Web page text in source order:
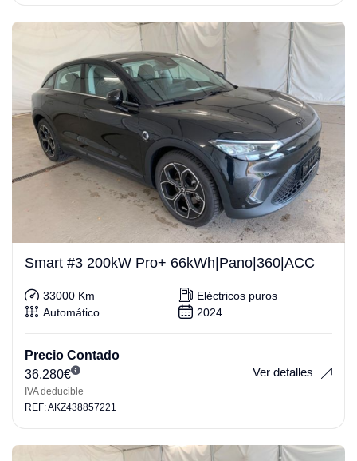
Smart #3 200kW Pro+ 66kWh|Pano|360|ACC
33000 Km
Eléctricos puros
Automático
2024
Precio Contado
36.280€
IVA deducible
Ver detalles
REF: AKZ438857221